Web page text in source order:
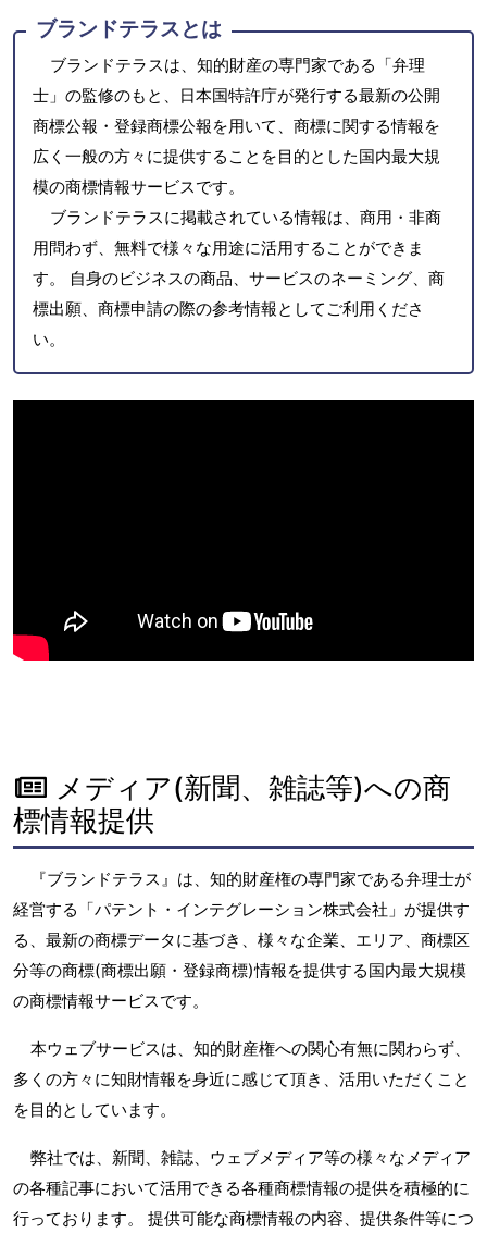
ブランドテラスとは
ブランドテラスは、知的財産の専門家である「弁理
士」の監修のもと、日本国特許庁が発行する最新の公開
商標公報・登録商標公報を用いて、商標に関する情報を
広く一般の方々に提供することを目的とした国内最大規
模の商標情報サービスです。
ブランドテラスに掲載されている情報は、商用・非商
用問わず、無料で様々な用途に活用することができま
す。 自身のビジネスの商品、サービスのネーミング、商
標出願、商標申請の際の参考情報としてご利用くださ
い。
メディア(新聞、雑誌等)への商
標情報提供
『ブランドテラス』は、知的財産権の専門家である弁理士が
経営する「パテント・インテグレーション株式会社」が提供す
る、最新の商標データに基づき、様々な企業、エリア、商標区
分等の商標(商標出願・登録商標)情報を提供する国内最大規模
の商標情報サービスです。
本ウェブサービスは、知的財産権への関心有無に関わらず、
多くの方々に知財情報を身近に感じて頂き、活用いただくこと
を目的としています。
弊社では、新聞、雑誌、ウェブメディア等の様々なメディア
の各種記事において活用できる各種商標情報の提供を積極的に
行っております。 提供可能な商標情報の内容、提供条件等につ